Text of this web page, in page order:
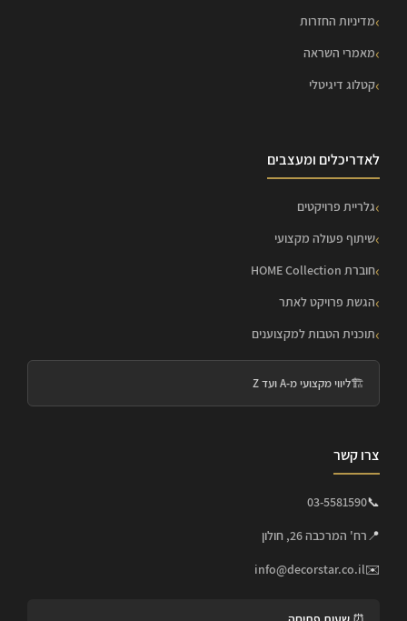
מדיניות החזרות
מאמרי השראה
קטלוג דיגיטלי
לאדריכלים ומעצבים
גלריית פרויקטים
שיתוף פעולה מקצועי
חוברת HOME Collection
הגשת פרויקט לאתר
תוכנית הטבות למקצוענים
🏗️ליווי מקצועי מ-A ועד Z
צרו קשר
📞
03-5581590
📍רח' המרכבה 26, חולון
✉️
info@decorstar.co.il